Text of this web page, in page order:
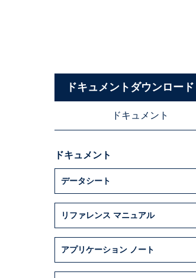
ドキュメントダウンロード
ドキュメント
ドキュメント
データシート
リファレンス マニュアル
アプリケーション ノート